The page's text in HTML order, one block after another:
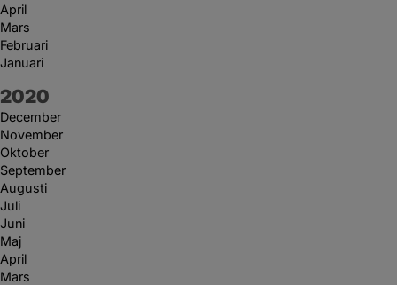
April
Mars
Februari
Januari
År:
2020
December
November
Oktober
September
Augusti
Juli
Juni
Maj
April
Mars